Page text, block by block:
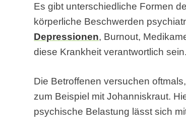
Es gibt unterschiedliche Formen
körperliche Beschwerden
Depressionen, Burnout,
diese Krankheit verantwortlich sein.
Die Betroffenen versuchen
zum Beispiel mit Johanniskraut.
psychische Belastung lässt sich